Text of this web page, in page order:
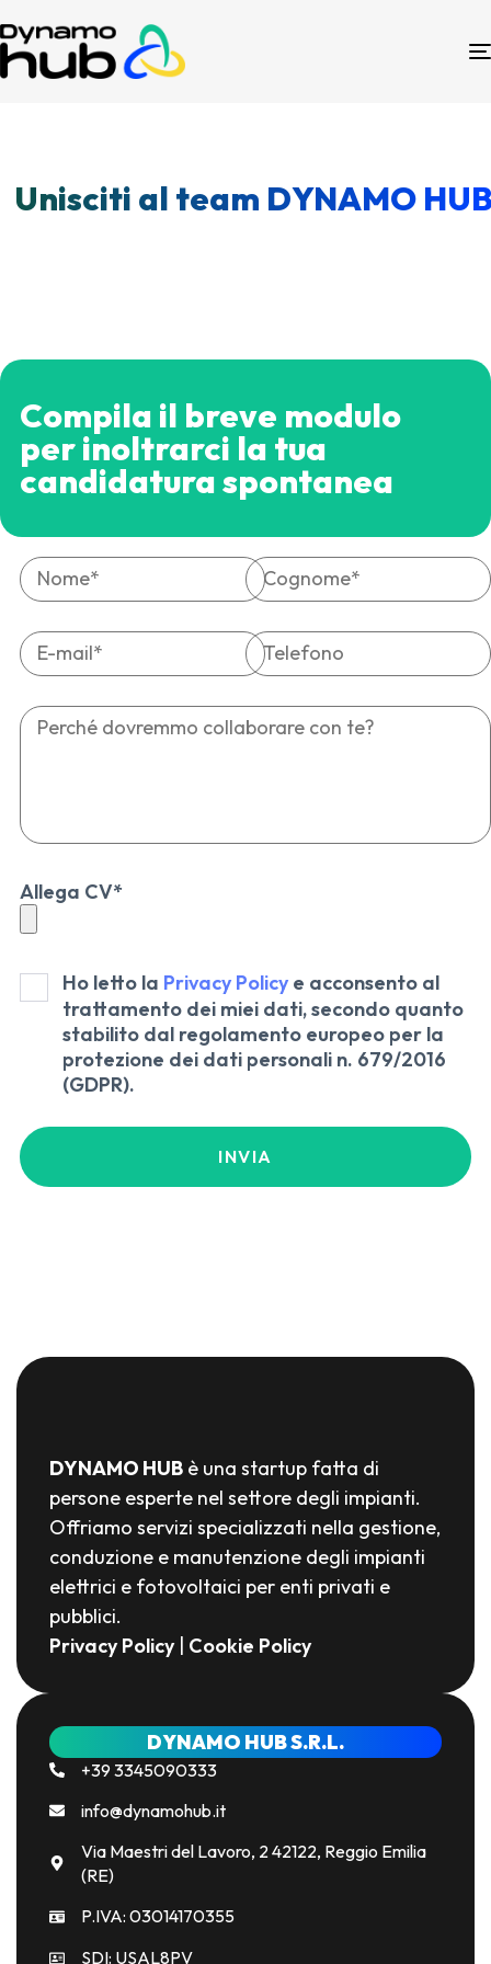
Unisciti al team DYNAMO
Compila il breve modulo
per inoltrarci la tua
candidatura spontanea
Nome* Cognome*
E-mail* Telefono
Perché dovremmo collaborare con te?
Allega CV*
Ho letto la Privacy Policye acconsento al
trattamento dei miei dati, secondo quanto
stabilito dal regolamento europeo per la
protezione dei dati personali n. 679/2016
(GDPR).
DYNAMO HUB è una startup fatta di
persone esperte nel settore degli impianti.
Offriamo servizi specializzati nella gestione,
conduzione e manutenzione degli impianti
elettrici e fotovoltaici per enti privati e
pubblici.
Privacy Policy| Cookie Policy
DYNAMO HUB S.R.L.
+39 3345090333
info@dynamohub.it
Via Maestri del Lavoro, 2 42122, Reggio Emilia
(RE)
P.IVA: 03014170355
SDI: USAL8PV